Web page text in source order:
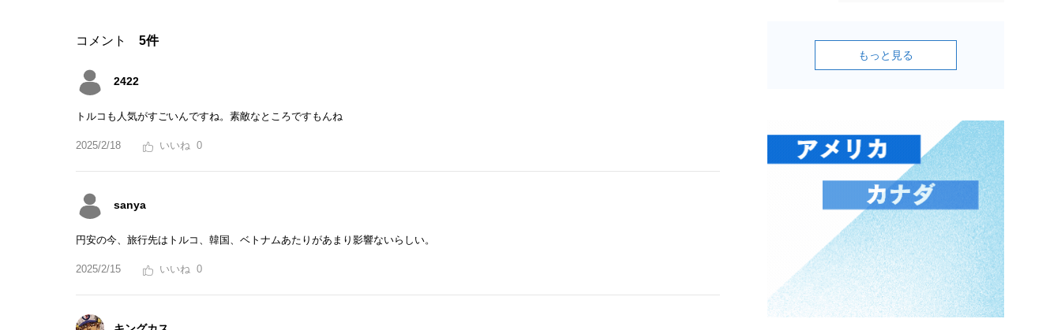
コメント 5件
2422
トルコも人気がすごいんですね。素敵なところですもんね
2025/2/18 0
sanya
円安の今、旅行先はトルコ、韓国、ベトナムあたりがあまり影響ないらしい。
2025/2/15 0
もっと見る